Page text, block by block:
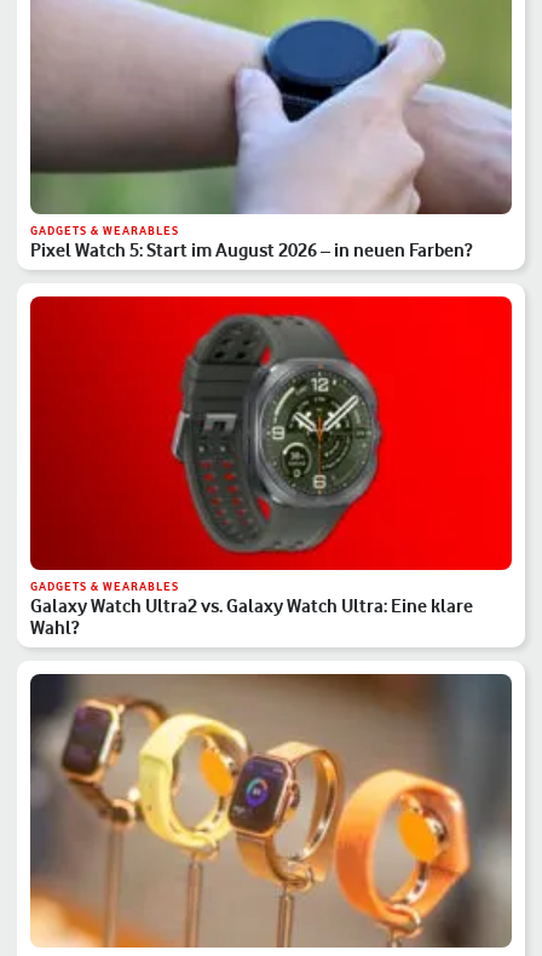
GADGETS & WEARABLES
Pixel Watch 5: Start im August 2026 – in neuen Farben?
GADGETS & WEARABLES
Galaxy Watch Ultra2 vs. Galaxy Watch Ultra: Eine klare
Wahl?